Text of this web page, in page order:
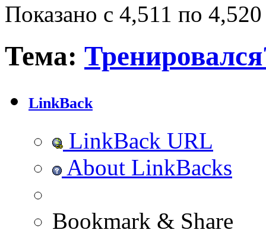
Показано с 4,511 по
Тема:
LinkBack
LinkBack URL
About LinkBacks
Bookmark & Share